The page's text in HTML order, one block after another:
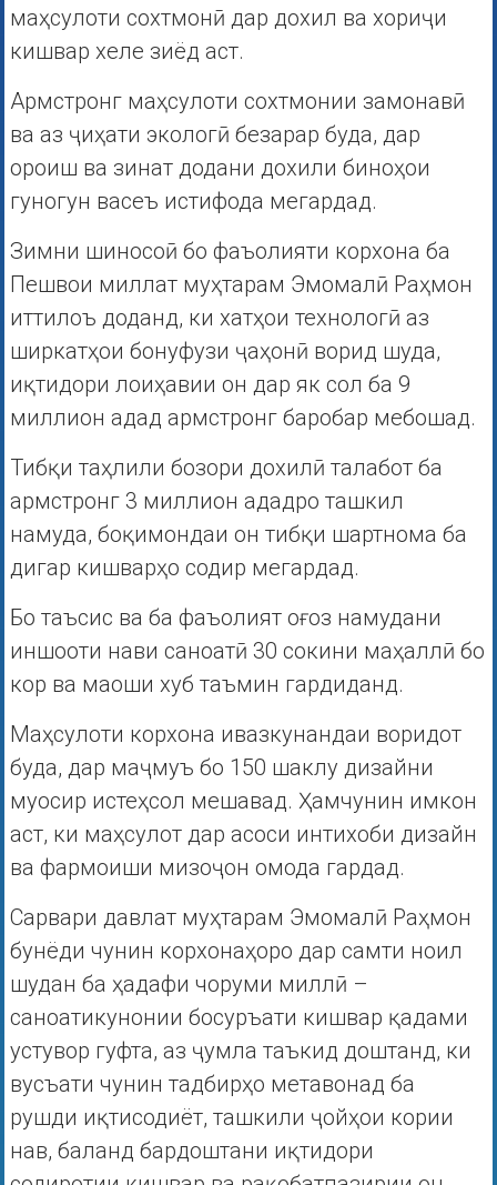
маҳсулоти сохтмонӣ дар дохил ва хориҷи
кишвар хеле зиёд аст.
Армстронг маҳсулоти сохтмонии замонавӣ
ва аз ҷиҳати экологӣ безарар буда, дар
ороиш ва зинат додани дохили биноҳои
гуногун васеъ истифода мегардад.
Зимни шиносоӣ бо фаъолияти корхона ба
Пешвои миллат муҳтарам Эмомалӣ Раҳмон
иттилоъ доданд, ки хатҳои технологӣ аз
ширкатҳои бонуфузи ҷаҳонӣ ворид шуда,
иқтидори лоиҳавии он дар як сол ба 9
миллион адад армстронг баробар мебошад.
Тибқи таҳлили бозори дохилӣ талабот ба
армстронг 3 миллион ададро ташкил
намуда, боқимондаи он тибқи шартнома ба
дигар кишварҳо содир мегардад.
Бо таъсис ва ба фаъолият оғоз намудани
иншооти нави саноатӣ 30 сокини маҳаллӣ бо
кор ва маоши хуб таъмин гардиданд.
Маҳсулоти корхона ивазкунандаи воридот
буда, дар маҷмуъ бо 150 шаклу дизайни
муосир истеҳсол мешавад. Ҳамчунин имкон
аст, ки маҳсулот дар асоси интихоби дизайн
ва фармоиши мизоҷон омода гардад.
Сарвари давлат муҳтарам Эмомалӣ Раҳмон
бунёди чунин корхонаҳоро дар самти ноил
шудан ба ҳадафи чоруми миллӣ –
саноатикунонии босуръати кишвар қадами
устувор гуфта, аз ҷумла таъкид доштанд, ки
вусъати чунин тадбирҳо метавонад ба
рушди иқтисодиёт, ташкили ҷойҳои кории
нав, баланд бардоштани иқтидори